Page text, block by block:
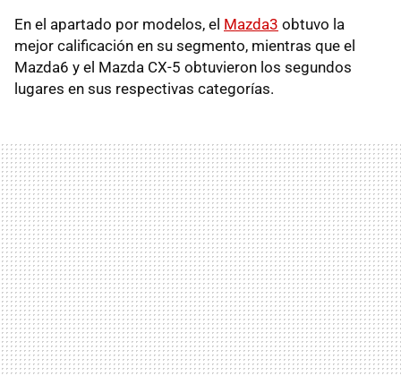
En el apartado por modelos, el Mazda3 obtuvo la
mejor calificación en su segmento, mientras que el
Mazda6 y el Mazda CX-5 obtuvieron los segundos
lugares en sus respectivas categorías.